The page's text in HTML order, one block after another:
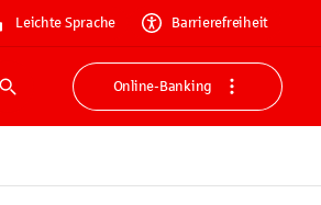
Leichte Sprache Barrierefreiheit
Suche
Online-Banking